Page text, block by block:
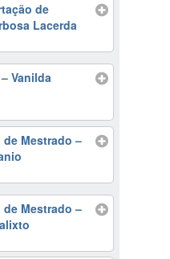
de
Lacerda
Vanilda
de Mestrado –
de Mestrado –